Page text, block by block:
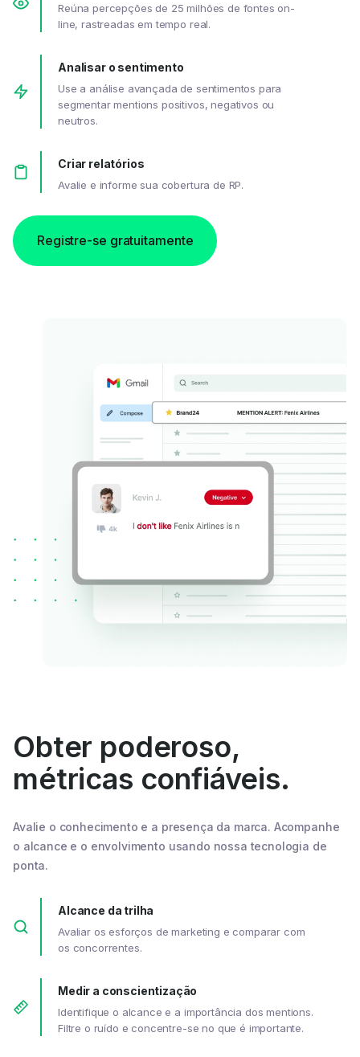
Reúna percepções de 25 milhões de fontes on-
line, rastreadas em tempo real.
Analisar o sentimento
Use a análise avançada de sentimentos para
segmentar mentions positivos, negativos ou
neutros.
Criar relatórios
Avalie e informe sua cobertura de RP.
Registre-se gratuitamente
Obter poderoso,
métricas confiáveis.
Avalie o conhecimento e a presença da marca. Acompanhe
o alcance e o envolvimento usando nossa tecnologia de
ponta.
Alcance da trilha
Avaliar os esforços de marketing e comparar com
os concorrentes.
Medir a conscientização
Identifique o alcance e a importância dos mentions.
Filtre o ruído e concentre-se no que é importante.